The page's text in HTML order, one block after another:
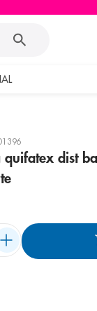
quifatex dist